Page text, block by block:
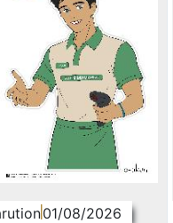
01/08/2026